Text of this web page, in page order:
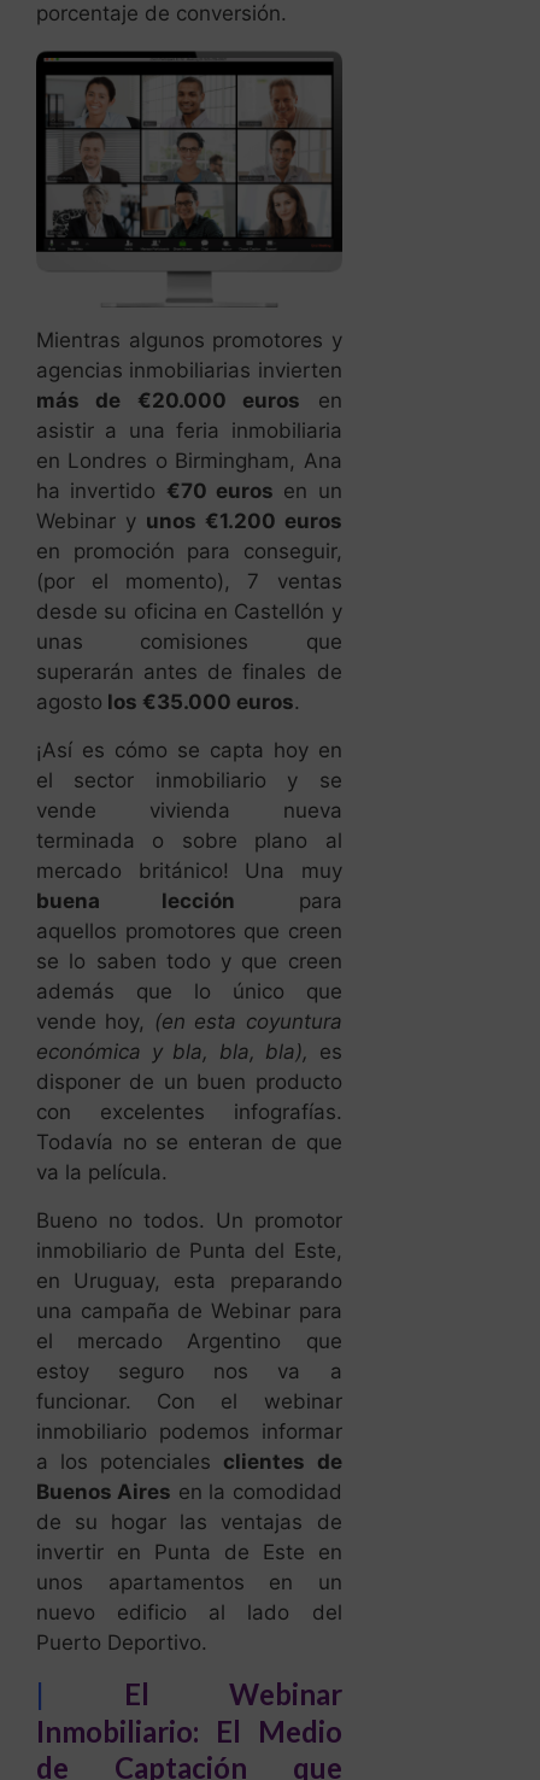
porcentaje de conversión.
Mientras algunos promotores y
agencias inmobiliarias invierten
más de €20.000 euros en
asistir a una feria inmobiliaria
en Londres o Birmingham, Ana
ha invertido €70 euros en un
Webinar y unos €1.200 euros
en promoción para conseguir,
(por el momento), 7 ventas
desde su oficina en Castellón y
unas comisiones que
superarán antes de finales de
agosto los €35.000 euros.
¡Así es cómo se capta hoy en
el sector inmobiliario y se
vende vivienda nueva
terminada o sobre plano al
mercado británico! Una muy
buena lección para
aquellos promotores que creen
se lo saben todo y que creen
además que lo único que
vende hoy, (en esta coyuntura
económica y bla, bla, bla), es
disponer de un buen producto
con excelentes infografías.
Todavía no se enteran de que
va la película.
Bueno no todos. Un promotor
inmobiliario de Punta del Este,
en Uruguay, esta preparando
una campaña de Webinar para
el mercado Argentino que
estoy seguro nos va a
funcionar. Con el webinar
inmobiliario podemos informar
a los potenciales clientes de
Buenos Aires en la comodidad
de su hogar las ventajas de
invertir en Punta de Este en
unos apartamentos en un
nuevo edificio al lado del
Puerto Deportivo.
|
El Webinar
Inmobiliario: El Medio
de Captación que